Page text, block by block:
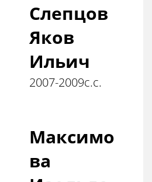
Слепцов
Яков
Ильич
2007-2009с.с.
Максимо
ва